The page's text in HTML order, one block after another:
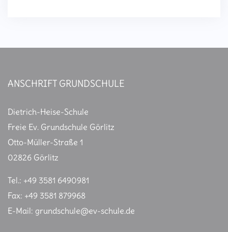
r
s
a
v
g
a
i
o
n
ANSCHRIFT GRUNDSCHULE
Dietrich-Heise-Schule
Freie Ev. Grundschule Görlitz
Otto-Müller-Straße 1
02826 Görlitz
Tel.: +49 3581 6490981
Fax: +49 3581 879968
E-Mail: grundschule@ev-schule.de